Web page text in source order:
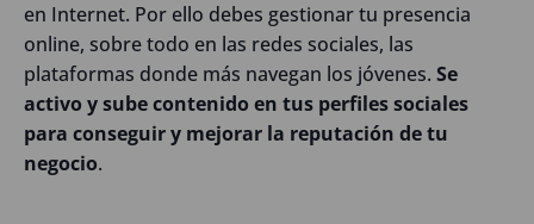
en Internet. Por ello debes gestionar tu presencia
online, sobre todo en las redes sociales, las
plataformas donde más navegan los jóvenes. Se
activo y sube contenido en tus perfiles sociales
para conseguir y mejorar la reputación de tu
negocio.